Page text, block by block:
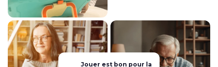
Jouer est bon pour la